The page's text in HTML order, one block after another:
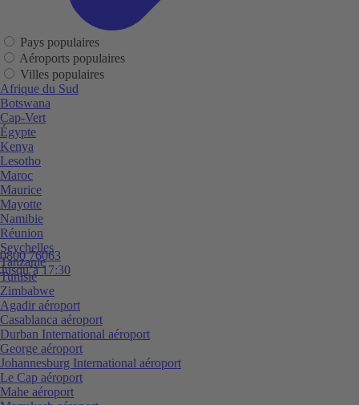
0800 76063
Jusqu’à 17:30
Pays populaires
Aéroports populaires
Villes populaires
Afrique du Sud
Botswana
Cap-Vert
Égypte
Kenya
Lesotho
Maroc
Maurice
Mayotte
Namibie
Réunion
Seychelles
Tanzanie
Tunisie
Zimbabwe
Agadir aéroport
Casablanca aéroport
Durban International aéroport
George aéroport
Johannesburg International aéroport
Le Cap aéroport
Mahe aéroport